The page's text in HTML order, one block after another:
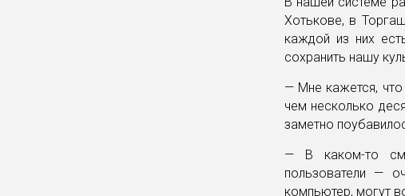
Хотькове, в
каждой из них
сохранить нашу
— Мне кажется,
чем несколько
заметно
— В каком-то
пользователи —
компьютер, могут